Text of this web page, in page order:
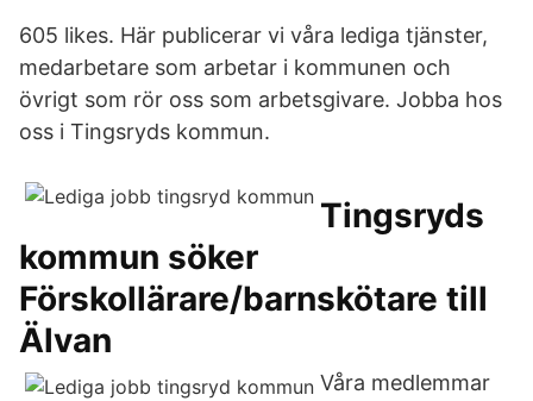
605 likes. Här publicerar vi våra lediga tjänster,
medarbetare som arbetar i kommunen och
övrigt som rör oss som arbetsgivare. Jobba hos
oss i Tingsryds kommun.
Tingsryds
kommun söker
Förskollärare/barnskötare till
Älvan
Våra medlemmar